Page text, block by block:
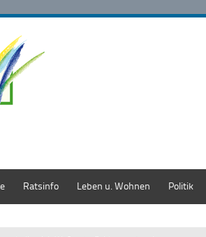
Ratsinfo Leben u. Wohnen Politik